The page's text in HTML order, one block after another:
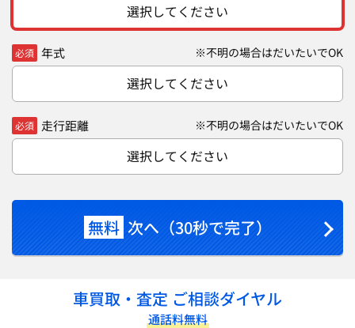
選択してください
必須 年式 ※不明の場合はだいたいでOK
選択してください
必須 走行距離 ※不明の場合はだいたいでOK
選択してください
無料 次へ（30秒で完了）
車買取・査定 ご相談ダイヤル
通話料無料